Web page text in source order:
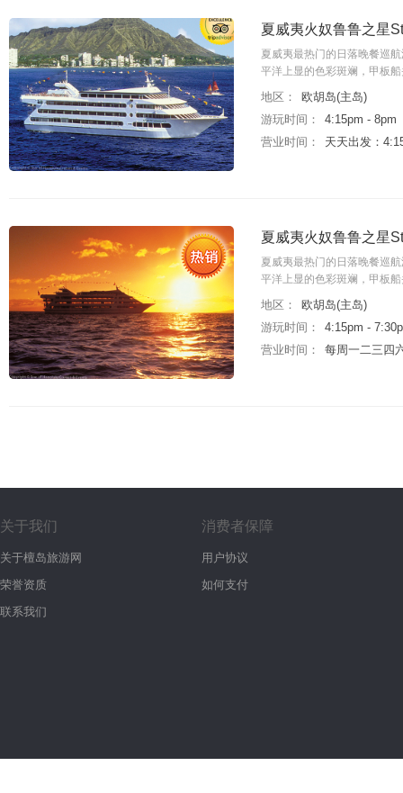
夏威夷火奴鲁鲁之星
夏威夷最热门的日落晚餐巡
平洋上显的色彩斑斓，甲板
地区：
欧胡岛(主岛)
游玩时间：
4:15pm - 8pm
营业时间：
天天出发：
夏威夷火奴鲁鲁之星
夏威夷最热门的日落晚餐巡
平洋上显的色彩斑斓，甲板
地区：
欧胡岛(主岛)
游玩时间：
4:15pm -
营业时间：
每周一二三四
关于我们
关于檀岛旅游网
荣誉资质
联系我们
消费者保障
用户协议
如何支付